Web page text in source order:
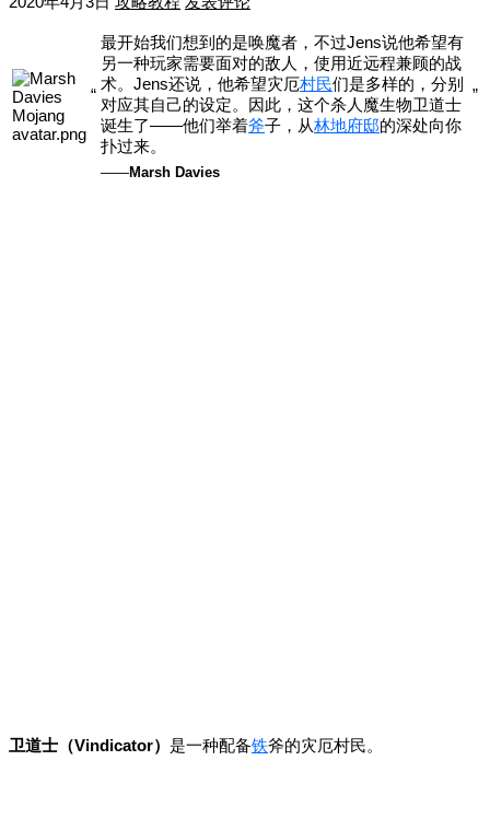
“
最开始我们想到的是唤魔者，不过Jens说他希望有
另一种玩家需要面对的敌人，使用近远程兼顾的战
术。Jens还说，他希望灾厄村民们是多样的，分别
对应其自己的设定。因此，这个杀人魔生物卫道士
诞生了——他们举着斧子，从林地府邸的深处向你
扑过来。
”
——Marsh Davies
卫道士（Vindicator） 是一种配备铁斧的灾厄村民。